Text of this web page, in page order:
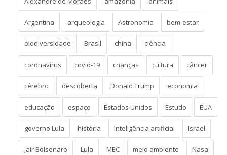
Argentina arqueologia Astronomia bem-estar
biodiversidade Brasil china ciência
coronavírus covid-19 crianças cultura câncer
cérebro descoberta Donald Trump economia
educação espaço Estados Unidos Estudo EUA
governo Lula história inteligência artificial Israel
Jair Bolsonaro Lula MEC meio ambiente Nasa